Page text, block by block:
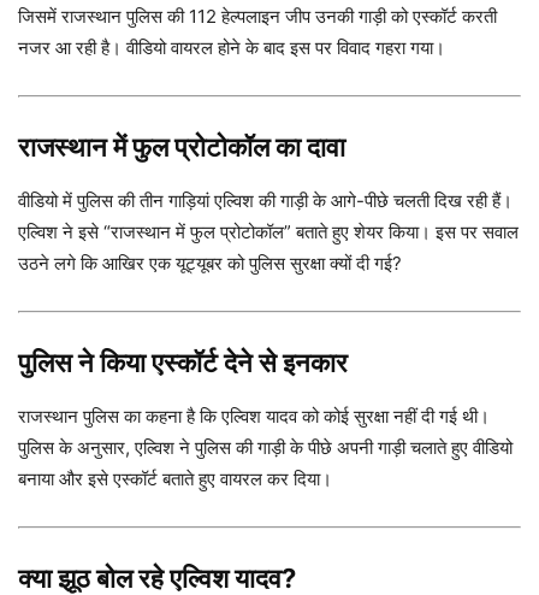
जिसमें राजस्थान पुलिस की 112 हेल्पलाइन जीप उनकी गाड़ी को एस्कॉर्ट करती
नजर आ रही है। वीडियो वायरल होने के बाद इस पर विवाद गहरा गया।
राजस्थान में फुल प्रोटोकॉल का दावा
वीडियो में पुलिस की तीन गाड़ियां एल्विश की गाड़ी के आगे-पीछे चलती दिख रही हैं।
एल्विश ने इसे “राजस्थान में फुल प्रोटोकॉल” बताते हुए शेयर किया। इस पर सवाल
उठने लगे कि आखिर एक यूट्यूबर को पुलिस सुरक्षा क्यों दी गई?
पुलिस ने किया एस्कॉर्ट देने से इनकार
राजस्थान पुलिस का कहना है कि एल्विश यादव को कोई सुरक्षा नहीं दी गई थी।
पुलिस के अनुसार, एल्विश ने पुलिस की गाड़ी के पीछे अपनी गाड़ी चलाते हुए वीडियो
बनाया और इसे एस्कॉर्ट बताते हुए वायरल कर दिया।
क्या झूठ बोल रहे एल्विश यादव?